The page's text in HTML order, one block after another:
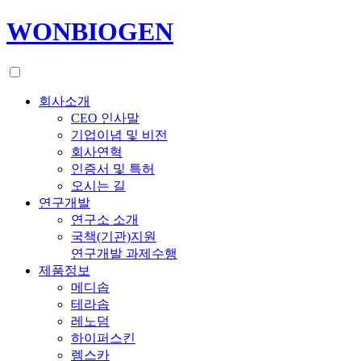
WONBIOGEN
회사소개
CEO 인사말
기업이념 및 비전
회사연혁
인증서 및 특허
오시는 길
연구개발
연구소 소개
국책(기관)지원
연구개발 과제수행
제품정보
메디솝
테라솝
레노덤
하이퍼스킨
렘스카